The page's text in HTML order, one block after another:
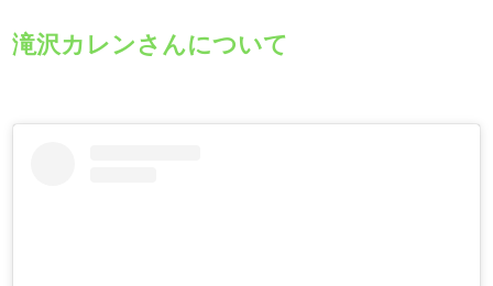
滝沢カレンさんについて